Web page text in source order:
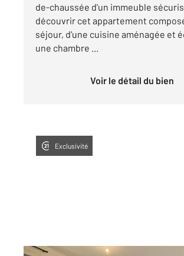
de-chaussée d'un immeuble
découvrir cet appartement
séjour, d'une cuisine aménagée et
une chambre ...
Voir le détail du bien
Exclusivité